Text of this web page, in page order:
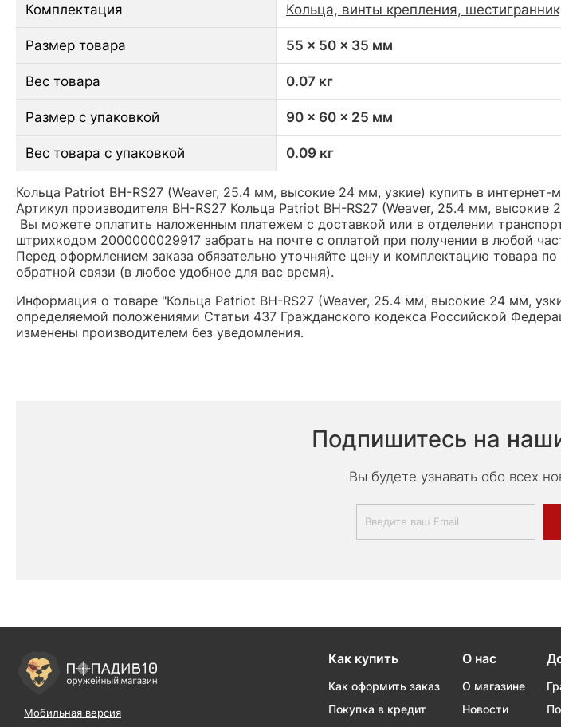
Комплектация Кольца, винты крепления,
Размер товара 55 x 50 x 35 мм
Вес товара 0.07 кг
Размер с упаковкой 90 x 60 x 25 мм
Вес товара с упаковкой 0.09 кг
Кольца Patriot BH-RS27 (Weaver, 25.4 мм, высокие 24 мм, узкие) купить в интернет-
Артикул производителя BH-RS27 Кольца Patriot BH-RS27 (Weaver, 25.4 мм,
Вы можете оплатить наложенным платежем с доставкой или в отделении
штрихкодом 2000000029917 забрать на почте с оплатой при получении в любой
Перед оформлением заказа обязательно уточняйте цену и комплектацию товара
обратной связи (в любое удобное для вас время).
Информация о товаре "Кольца Patriot BH-RS27 (Weaver, 25.4 мм, высокие 24 мм,
определяемой положениями Статьи 437 Гражданского кодекса Российской
изменены производителем без уведомления.
Подпишитесь на
Вы будете узнавать обо всех
Мобильная версия
Как купить
Как оформить заказ
Покупка в кредит
О нас
О магазине
Новости